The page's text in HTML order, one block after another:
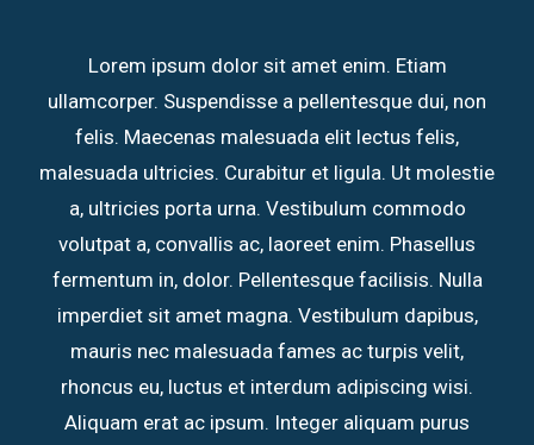
Lorem ipsum dolor sit amet enim. Etiam
ullamcorper. Suspendisse a pellentesque dui, non
felis. Maecenas malesuada elit lectus felis,
malesuada ultricies. Curabitur et ligula. Ut molestie
a, ultricies porta urna. Vestibulum commodo
volutpat a, convallis ac, laoreet enim. Phasellus
fermentum in, dolor. Pellentesque facilisis. Nulla
imperdiet sit amet magna. Vestibulum dapibus,
mauris nec malesuada fames ac turpis velit,
rhoncus eu, luctus et interdum adipiscing wisi.
Aliquam erat ac ipsum. Integer aliquam purus